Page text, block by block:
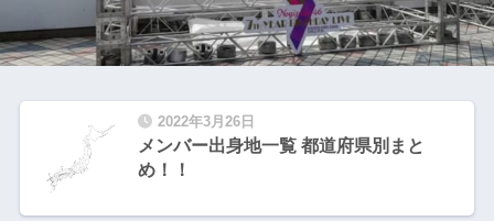
2022年3月26日
メンバー出身地一覧 都道府県別まと
め！！